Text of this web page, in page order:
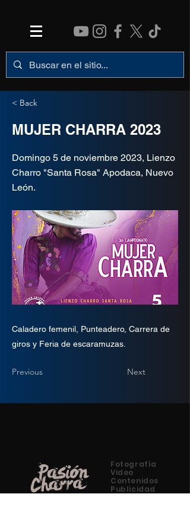
< Back
MUJER CHARRA 2023
Domingo 5 de noviembre 2023, Lienzo
Charro "Santa Rosa" Apodaca, Nuevo
León.
Caladero femenil, Punteadero, Carrera de
giros y Feria de escaramuzas.
Previous Next
Fotografía
Video
Contenidos
Publicidad